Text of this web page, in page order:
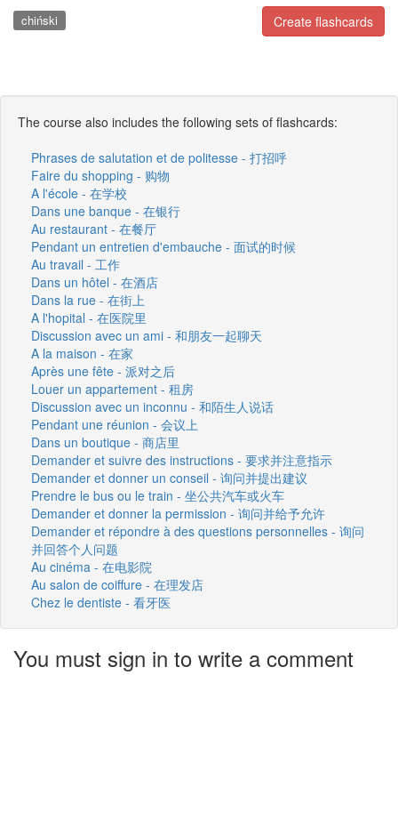
Create flashcards
chiński
The course also includes the following sets of flashcards:
Phrases de salutation et de politesse - 打招呼
Faire du shopping - 购物
A l'école - 在学校
Dans une banque - 在银行
Au restaurant - 在餐厅
Pendant un entretien d'embauche - 面试的时候
Au travail - 工作
Dans un hôtel - 在酒店
Dans la rue - 在街上
A l'hopital - 在医院里
Discussion avec un ami - 和朋友一起聊天
A la maison - 在家
Après une fête - 派对之后
Louer un appartement - 租房
Discussion avec un inconnu - 和陌生人说话
Pendant une réunion - 会议上
Dans un boutique - 商店里
Demander et suivre des instructions - 要求并注意指示
Demander et donner un conseil - 询问并提出建议
Prendre le bus ou le train - 坐公共汽车或火车
Demander et donner la permission - 询问并给予允许
Demander et répondre à des questions personnelles - 询问
并回答个人问题
Au cinéma - 在电影院
Au salon de coiffure - 在理发店
Chez le dentiste - 看牙医
You must sign in to write a comment